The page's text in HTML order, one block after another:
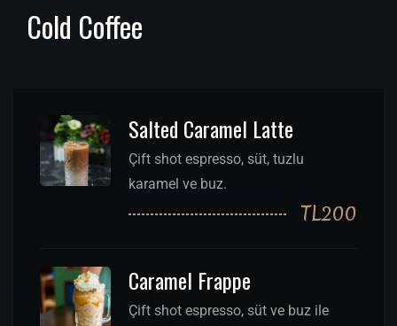
Cold Coffee
Salted Caramel Latte
Çift shot espresso, süt, tuzlu
karamel ve buz.
TL200
Caramel Frappe
Çift shot espresso, süt ve buz ile